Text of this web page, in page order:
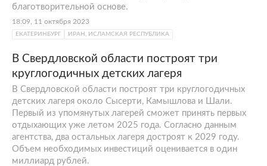
благотворительной основе.
18:09, 11 октября 2023
ЕКАТЕРИНБУРГ ИРАН, ИСЛАМСКАЯ РЕСПУБЛИКА
В Свердловской области построят три
круглогодичных детских лагеря
В Свердловской области построят три круглогодичных
детских лагеря около Сысерти, Камышлова и Шали.
Первый из упомянутых лагерей сможет принять первых
отдыхающих уже летом 2025 года. Согласно данным
агентства, два остальных лагеря достроят к 2029 году.
Объем необходимых инвестиций оценивается в один
миллиард рублей.